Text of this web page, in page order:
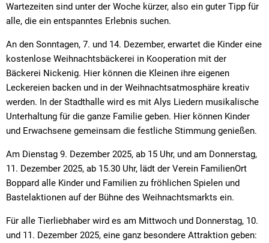
Wartezeiten sind unter der Woche kürzer, also ein guter Tipp für
alle, die ein entspanntes Erlebnis suchen.
An den Sonntagen, 7. und 14. Dezember, erwartet die Kinder eine
kostenlose Weihnachtsbäckerei in Kooperation mit der
Bäckerei Nickenig. Hier können die Kleinen ihre eigenen
Leckereien backen und in der Weihnachtsatmosphäre kreativ
werden. In der Stadthalle wird es mit Alys Liedern musikalische
Unterhaltung für die ganze Familie geben. Hier können Kinder
und Erwachsene gemeinsam die festliche Stimmung genießen.
Am Dienstag 9. Dezember 2025, ab 15 Uhr, und am Donnerstag,
11. Dezember 2025, ab 15.30 Uhr, lädt der Verein FamilienOrt
Boppard alle Kinder und Familien zu fröhlichen Spielen und
Bastelaktionen auf der Bühne des Weihnachtsmarkts ein.
Für alle Tierliebhaber wird es am Mittwoch und Donnerstag, 10.
und 11. Dezember 2025, eine ganz besondere Attraktion geben: